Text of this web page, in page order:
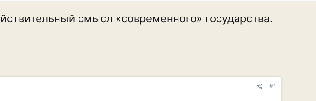
смысл «современного» государства.
#1